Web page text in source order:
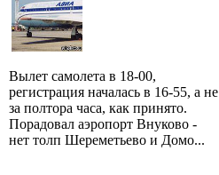
Вылет самолета в 18-00,
регистрация началась в 16-55, а не
за полтора часа, как принято.
Порадовал аэропорт Внуково -
нет толп Шереметьево и Домо...